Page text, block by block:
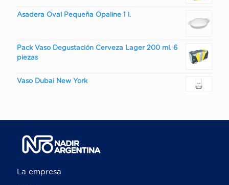
Asadera Oval Pequeña Opaline 1 l.
Pack Vaso Degustación Cerveza Lager 200 ml. 6
piezas
Vaso Dubai New York
La empresa